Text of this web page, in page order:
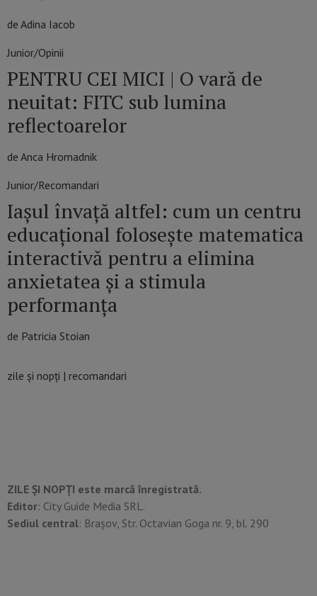
de Adina Iacob
Junior/Opinii
PENTRU CEI MICI | O vară de
neuitat: FITC sub lumina
reflectoarelor
de Anca Hromadnik
Junior/Recomandari
Iașul învață altfel: cum un centru
educațional folosește matematica
interactivă pentru a elimina
anxietatea și a stimula
performanța
de Patricia Stoian
zile și nopți | recomandari
ZILE ȘI NOPȚI este marcă înregistrată.
Editor: City Guide Media SRL.
Sediul central: Brașov, Str. Octavian Goga nr. 9, bl. 290